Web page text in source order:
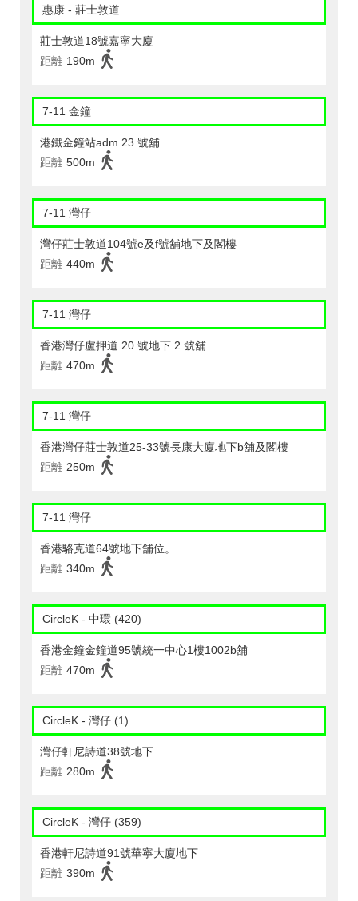
惠康 - 莊士敦道
莊士敦道18號嘉寧大廈
距離 190m
7-11 金鐘
港鐵金鐘站adm 23 號舖
距離 500m
7-11 灣仔
灣仔莊士敦道104號e及f號舖地下及閣樓
距離 440m
7-11 灣仔
香港灣仔盧押道 20 號地下 2 號舖
距離 470m
7-11 灣仔
香港灣仔莊士敦道25-33號長康大廈地下b舖及閣樓
距離 250m
7-11 灣仔
香港駱克道64號地下舖位。
距離 340m
CircleK - 中環 (420)
香港金鐘金鐘道95號統一中心1樓1002b舖
距離 470m
CircleK - 灣仔 (1)
灣仔軒尼詩道38號地下
距離 280m
CircleK - 灣仔 (359)
香港軒尼詩道91號華寧大廈地下
距離 390m